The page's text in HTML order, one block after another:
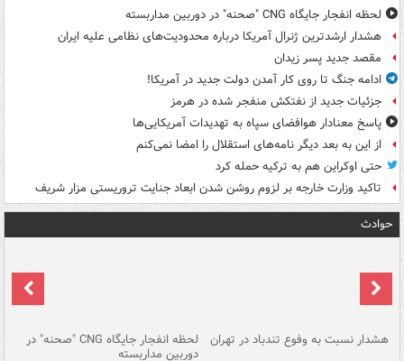
لحظه انفجار جایگاه CNG "صحنه" در دوربین مداربسته
هشدار ارشدترین ژنرال آمریکا درباره محدودیت‌های نظامی علیه ایران
مقصد جدید پسر زیدان
ادامه جنگ تا روی کار آمدن دولت جدید در آمریکا!
جزئیات جدید از نفتکش منفجر شده در هرمز
پاسخ معنادار هوافضای سپاه به تهدیدات آمریکایی‌ها
از این به بعد دیگر نامه‌های استقلال را امضا نمی‌کنم
حتی اوکراین هم به ترکیه حمله کرد
تاکید وزارت خارجه بر لزوم روشن شدن ابعاد جنایت تروریستی مزار شریف
حوادث
هشدار نسبت به وفوع تندباد در تهران لحظه انفجار جایگاه CNG "صحنه" در
دوربین مداربسته